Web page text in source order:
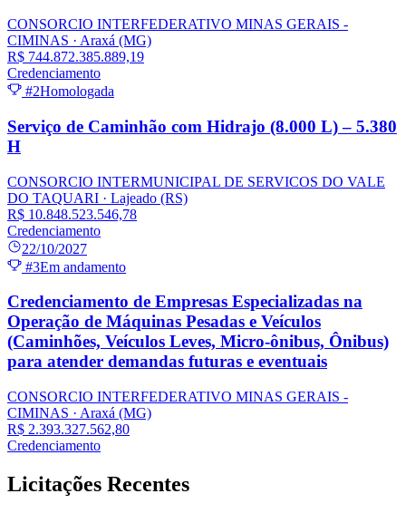
CONSORCIO INTERFEDERATIVO MINAS GERAIS -
CIMINAS · Araxá (MG)
R$ 744.872.385.889,19
Credenciamento
#2Homologada
Serviço de Caminhão com Hidrajo (8.000 L) – 5.380
H
CONSORCIO INTERMUNICIPAL DE SERVICOS DO VALE
DO TAQUARI · Lajeado (RS)
R$ 10.848.523.546,78
Credenciamento
22/10/2027
#3Em andamento
Credenciamento de Empresas Especializadas na
Operação de Máquinas Pesadas e Veículos
(Caminhões, Veículos Leves, Micro-ônibus, Ônibus)
para atender demandas futuras e eventuais
CONSORCIO INTERFEDERATIVO MINAS GERAIS -
CIMINAS · Araxá (MG)
R$ 2.393.327.562,80
Credenciamento
Licitações Recentes